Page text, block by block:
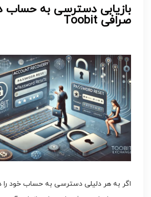
بازیابی دسترسی به حساب
صرافی Toobit